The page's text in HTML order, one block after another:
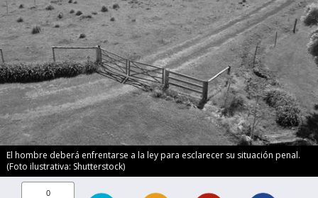
El hombre deberá enfrentarse a la ley para esclarecer su situación penal.
(Foto ilustrativa: Shutterstock)
0